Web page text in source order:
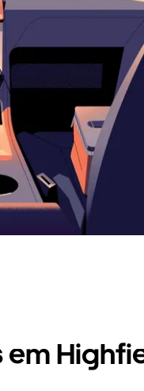
em